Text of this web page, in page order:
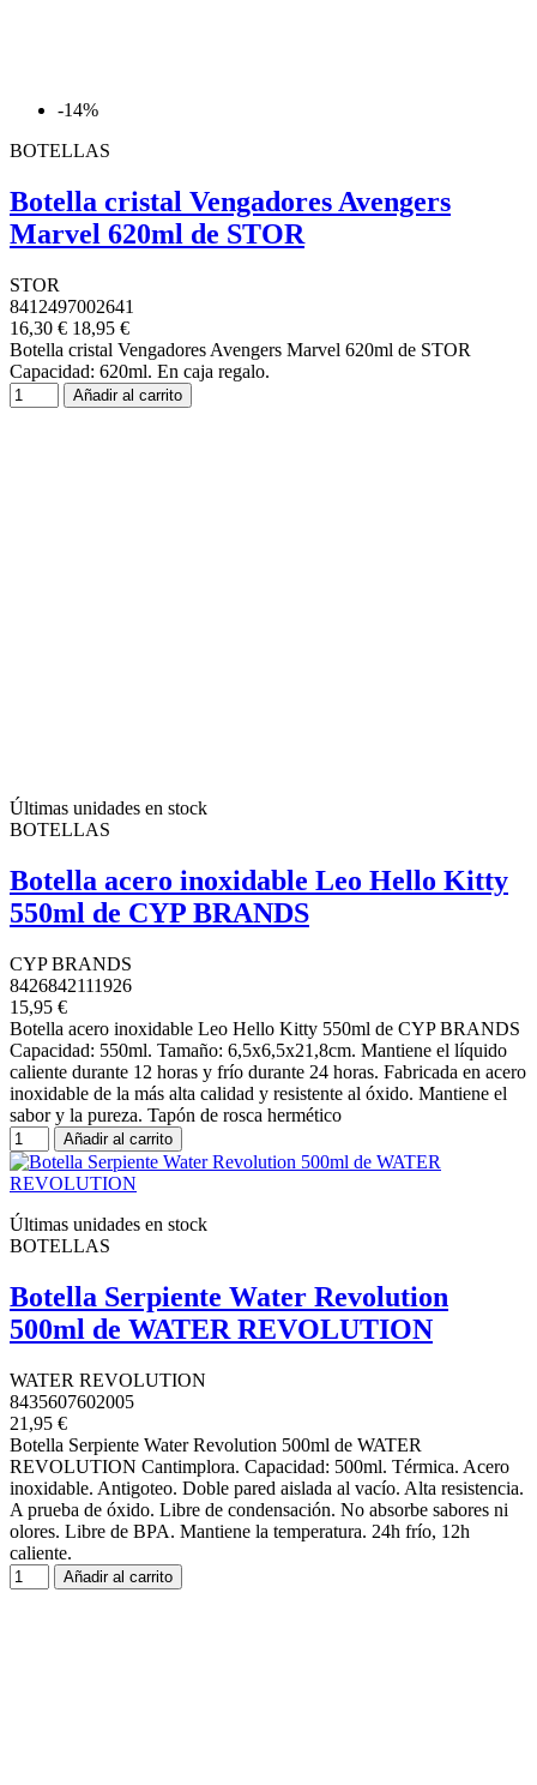
-14%
BOTELLAS
Botella cristal Vengadores Avengers
Marvel 620ml de STOR
STOR
8412497002641
16,30 € 18,95 €
Botella cristal Vengadores Avengers Marvel 620ml de STOR
Capacidad: 620ml. En caja regalo.
Añadir al carrito
Últimas unidades en stock
BOTELLAS
Botella acero inoxidable Leo Hello Kitty
550ml de CYP BRANDS
CYP BRANDS
8426842111926
15,95 €
Botella acero inoxidable Leo Hello Kitty 550ml de CYP BRANDS
Capacidad: 550ml. Tamaño: 6,5x6,5x21,8cm. Mantiene el líquido
caliente durante 12 horas y frío durante 24 horas. Fabricada en acero
inoxidable de la más alta calidad y resistente al óxido. Mantiene el
sabor y la pureza. Tapón de rosca hermético
Añadir al carrito
Últimas unidades en stock
BOTELLAS
Botella Serpiente Water Revolution
500ml de WATER REVOLUTION
WATER REVOLUTION
8435607602005
21,95 €
Botella Serpiente Water Revolution 500ml de WATER
REVOLUTION Cantimplora. Capacidad: 500ml. Térmica. Acero
inoxidable. Antigoteo. Doble pared aislada al vacío. Alta resistencia.
A prueba de óxido. Libre de condensación. No absorbe sabores ni
olores. Libre de BPA. Mantiene la temperatura. 24h frío, 12h
caliente.
Añadir al carrito